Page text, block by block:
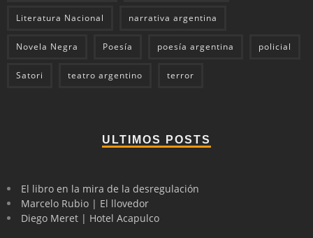
Literatura Nacional narrativa argentina
Novela Negra Poesía poesía argentina policial
Satori teatro argentino terror
ULTIMOS POSTS
El libro en la mira de la desregulación
Marcelo Rubio | El llovedor
Diego Meret | Hotel Acapulco